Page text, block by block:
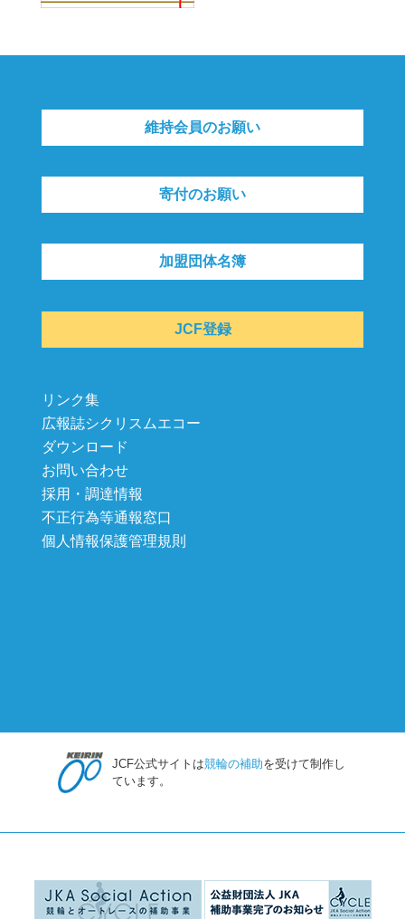
維持会員のお願い
寄付のお願い
加盟団体名簿
JCF登録
リンク集
広報誌シクリスムエコー
ダウンロード
お問い合わせ
採用・調達情報
不正行為等通報窓口
個人情報保護管理規則
JCF公式サイトは競輪の補助を受けて制作し
ています。